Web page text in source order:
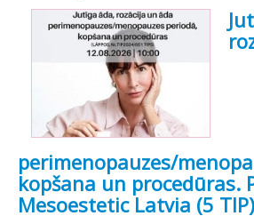
perimenopauzes/
kopšana un procedūras.
Mesoestetic Latvia (5 TIP)